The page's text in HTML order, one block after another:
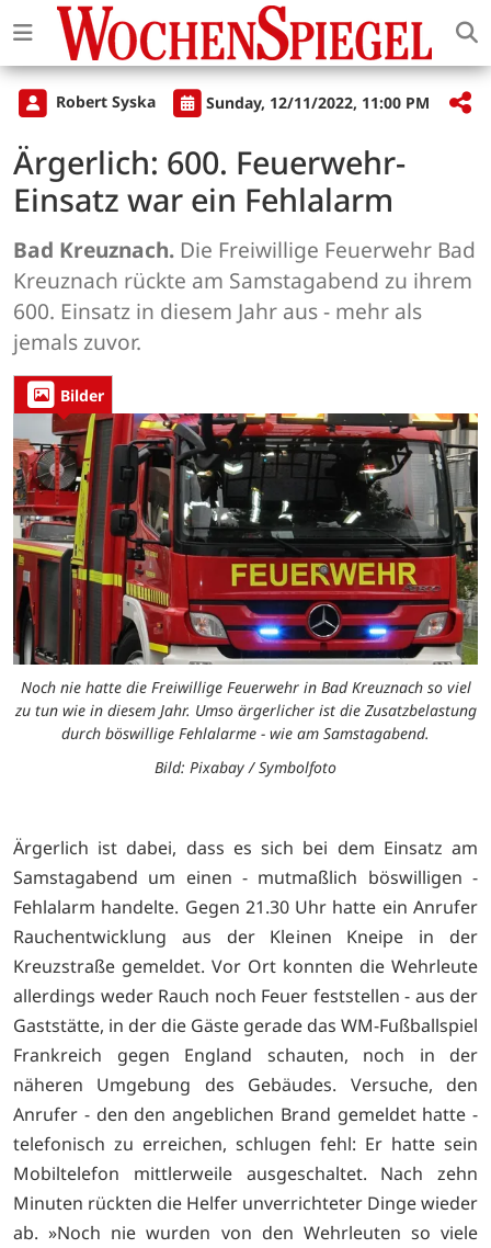
Robert Syska Sunday, 12/11/2022, 11:00 PM
Ärgerlich: 600. Feuerwehr-
Einsatz war ein Fehlalarm
Bad Kreuznach. Die Freiwillige Feuerwehr Bad
Kreuznach rückte am Samstagabend zu ihrem
600. Einsatz in diesem Jahr aus - mehr als
jemals zuvor.
Bilder
Noch nie hatte die Freiwillige Feuerwehr in Bad Kreuznach so viel
zu tun wie in diesem Jahr. Umso ärgerlicher ist die Zusatzbelastung
durch böswillige Fehlalarme - wie am Samstagabend.
Bild: Pixabay / Symbolfoto
Ärgerlich ist dabei, dass es sich bei dem Einsatz am
Samstagabend um einen - mutmaßlich böswilligen -
Fehlalarm handelte. Gegen 21.30 Uhr hatte ein Anrufer
Rauchentwicklung aus der Kleinen Kneipe in der
Kreuzstraße gemeldet. Vor Ort konnten die Wehrleute
allerdings weder Rauch noch Feuer feststellen - aus der
Gaststätte, in der die Gäste gerade das WM-Fußballspiel
Frankreich gegen England schauten, noch in der
näheren Umgebung des Gebäudes. Versuche, den
Anrufer - den den angeblichen Brand gemeldet hatte -
telefonisch zu erreichen, schlugen fehl: Er hatte sein
Mobiltelefon mittlerweile ausgeschaltet. Nach zehn
Minuten rückten die Helfer unverrichteter Dinge wieder
ab. »Noch nie wurden von den Wehrleuten so viele